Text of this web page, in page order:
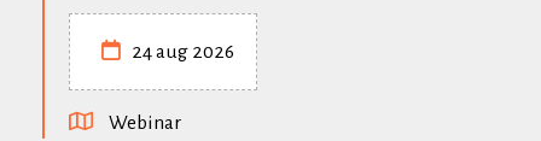
24 aug 2026
Webinar